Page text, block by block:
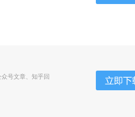
号文章、知乎回